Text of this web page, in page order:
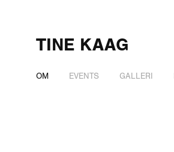
TINE KAAG
OM EVENTS GALLERI